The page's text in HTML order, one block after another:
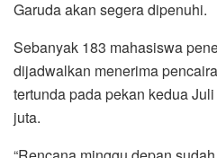
Garuda akan segera dipenuhi.
Sebanyak 183 mahasiswa
dijadwalkan menerima
tertunda pada pekan kedua
juta.